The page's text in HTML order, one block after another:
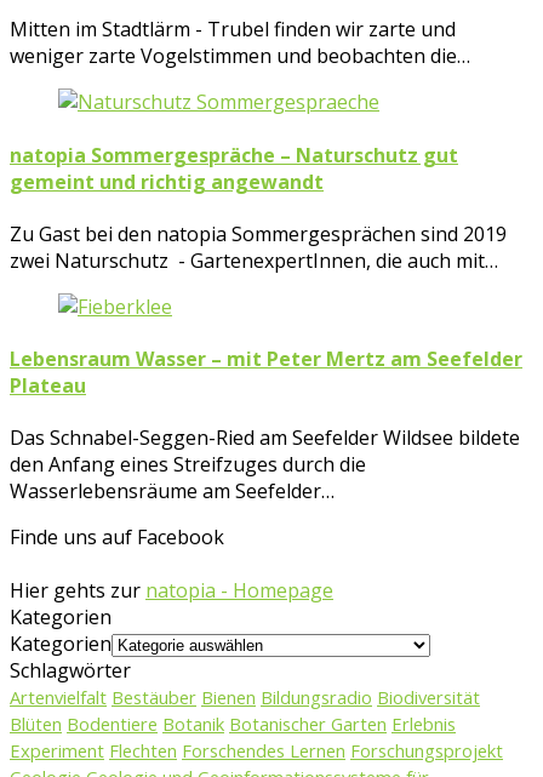
Mitten im Stadtlärm - Trubel finden wir zarte und
weniger zarte Vogelstimmen und beobachten die…
natopia Sommergespräche – Naturschutz gut
gemeint und richtig angewandt
Zu Gast bei den natopia Sommergesprächen sind 2019
zwei Naturschutz - GartenexpertInnen, die auch mit…
Lebensraum Wasser – mit Peter Mertz am Seefelder
Plateau
Das Schnabel-Seggen-Ried am Seefelder Wildsee bildete
den Anfang eines Streifzuges durch die
Wasserlebensräume am Seefelder…
Finde uns auf Facebook
Hier gehts zur natopia - Homepage
Kategorien
Kategorien
Schlagwörter
Artenvielfalt Bestäuber Bienen Bildungsradio Biodiversität
Blüten Bodentiere Botanik Botanischer Garten Erlebnis
Experiment Flechten Forschendes Lernen Forschungsprojekt